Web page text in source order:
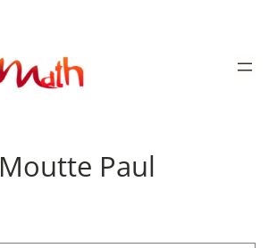
Moutte Paul